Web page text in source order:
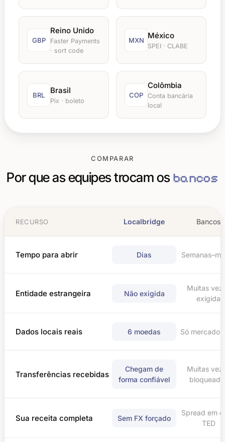
GBP
Reino Unido
Faster Payments
· sort code
MXN México
SPEI · CLABE
BRL Brasil
Pix · boleto
COP
Colômbia
Conta bancária
local
COMPARAR
Por que as equipes trocam osbancos
RECURSO Localbridge Bancos
Tempo para abrir Dias
Entidade estrangeira Não exigida
Muitas
exigida
Dados locais reais 6 moedas Só mercado
Transferências recebidas
Chegam de
forma confiável
Muitas
Sua receita completa Sem FX forçado
Spread em
TED